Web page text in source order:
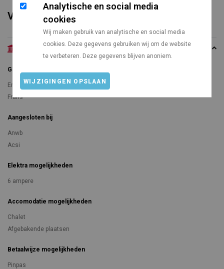
Analytische en social media
cookies
Wij maken gebruik van analytische en social media
cookies. Deze gegevens gebruiken wij om de website
te verbeteren. Deze gegevens blijven anoniem.
WIJZIGINGEN OPSLAAN
Voorzieningen
Algemeen
Gesproken talen
Engels
Frans
Aangesloten bij
Anwb
Acsi
Elektra mogelijkheden
6 ampere
Accomodatie mogelijkheden
Chalet
Afgebakende plaatsen
Betaalwijze mogelijkheden
Pinpas